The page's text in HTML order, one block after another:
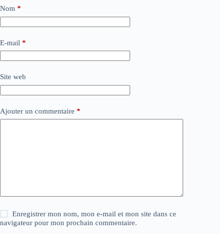
Nom *
E-mail *
Site web
Ajouter un commentaire *
Enregistrer mon nom, mon e-mail et mon site dans ce
navigateur pour mon prochain commentaire.